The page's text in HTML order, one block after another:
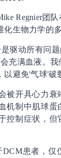
Regnier团
生物力学的
驱动所有问
充满血液。
以避免'气球'破
被开具心力衰
机制中肌球蛋
控制症状，但
患者，仅